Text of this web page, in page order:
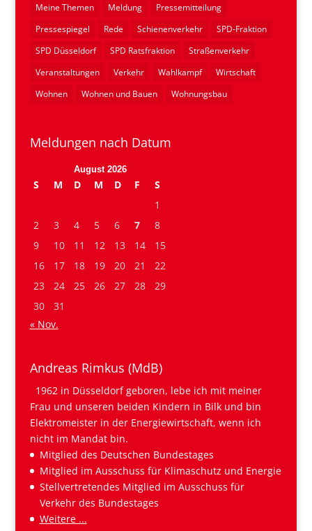
Meine Themen
Meldung
Pressemitteilung
Pressespiegel
Rede Schienenverkehr
SPD-Fraktion
SPD Düsseldorf
SPD Ratsfraktion
Straßenverkehr
Veranstaltungen
Verkehr Wahlkampf
Wirtschaft
Wohnen
Wohnen und Bauen Wohnungsbau
Meldungen nach Datum
August 2026
S M D M D F
S
1
2
3 4 5 6 7
8
9
10 11 12 13 14
15
16
17 18 19 20 21
22
23
24 25 26 27 28
29
30
31
« Nov.
Andreas Rimkus (MdB)
1962 in Düsseldorf geboren, lebe ich mit meiner
Frau und unseren beiden Kindern in Bilk und bin
Elektromeister in der Energiewirtschaft, wenn ich
nicht im Mandat bin.
Mitglied des Deutschen Bundestages
Mitglied im Ausschuss für Klimaschutz und Energie
Stellvertretendes Mitglied im Ausschuss für
Verkehr des Bundestages
Weitere ...